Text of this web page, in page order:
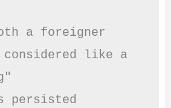
a foreigner
considered like a
persisted